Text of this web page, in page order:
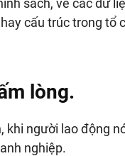
sách, về các dữ
cấu trúc trong
lòng.
khi người lao động
nghiệp.